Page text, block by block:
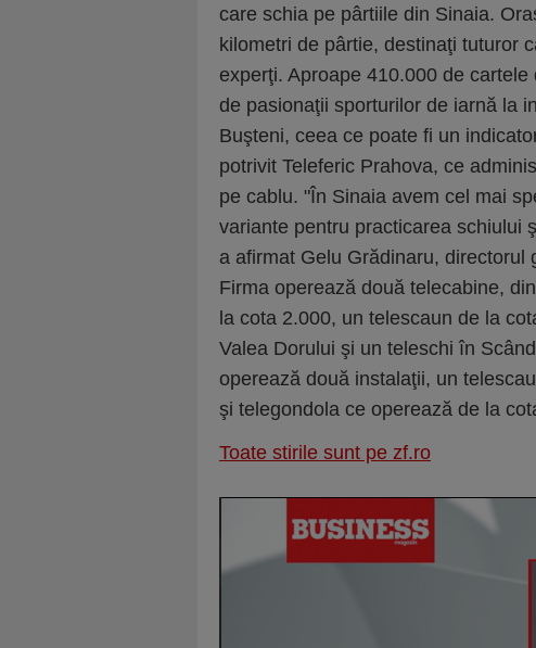
care schia pe pârtiile din Sinaia.
kilometri de pârtie, destinaţi tuturor
experţi. Aproape 410.000 de
de pasionaţii sporturilor de iarnă la
Buşteni, ceea ce poate fi un
potrivit Teleferic Prahova, ce
pe cablu. "În Sinaia avem cel mai
variante pentru practicarea schiului
a afirmat Gelu Gră­dinaru, directorul
Firma operează două telecabine,
la cota 2.000, un telescaun de la
Valea Dorului şi un teleschi în
operează două instalaţii, un
şi telegondola ce operează de la
Toate stirile sunt pe zf.ro